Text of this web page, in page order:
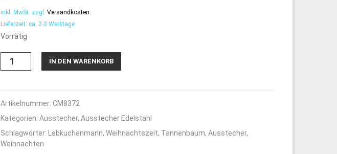
inkl. MwSt. zzgl.Versandkosten
Lieferzeit: ca. 2-3 Werktage
Vorrätig
Ausstecher-
Tannenbaum
IN DEN WARENKORB
Artikelnummer:CM8372
Kategorien:Ausstecher,Ausstecher Edelstahl
Schlagwörter:
Lebkuchenmann,Weihnachtszeit, Tannenbaum,Ausstecher,
Weihnachten